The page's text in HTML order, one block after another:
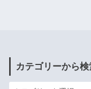
カテゴリーから検